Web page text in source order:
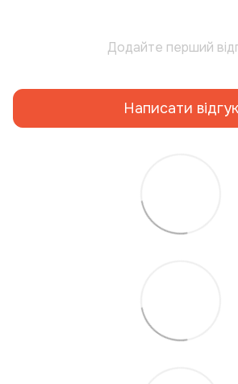
Додайте перший
Написати відгук